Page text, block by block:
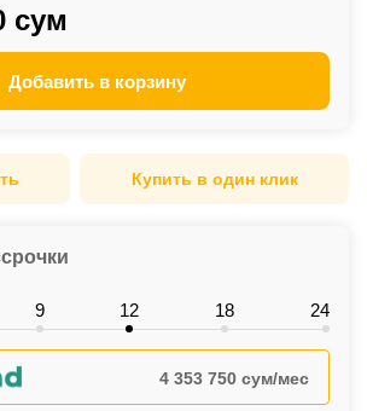
сум
Добавить в корзину
Купить в один клик
9 12 18 24
4 353 750 сум/мес